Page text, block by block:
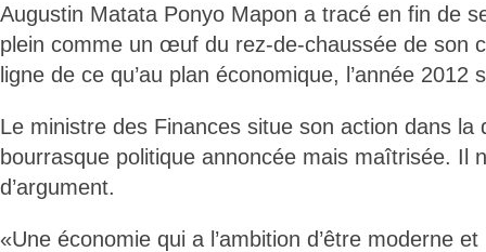
Augustin Matata Ponyo Mapon a tracé en fin de
plein comme un œuf du rez-de-chaussée de son
ligne de ce qu’au plan économique, l’année 2012
Le ministre des Finances situe son action dans la
bourrasque politique annoncée mais maîtrisée. Il
d’argument.
«Une économie qui a l’ambition d’être moderne